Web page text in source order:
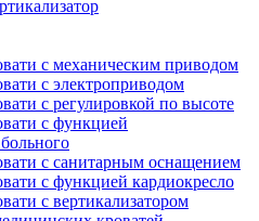
с механическим приводом
с электроприводом
с регулировкой по высоте
с функцией
с санитарным оснащением
с функцией кардиокресло
с вертикализатором